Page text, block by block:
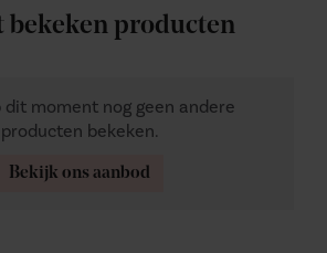
bekeken producten
dit moment nog geen andere
producten bekeken.
Bekijk ons aanbod